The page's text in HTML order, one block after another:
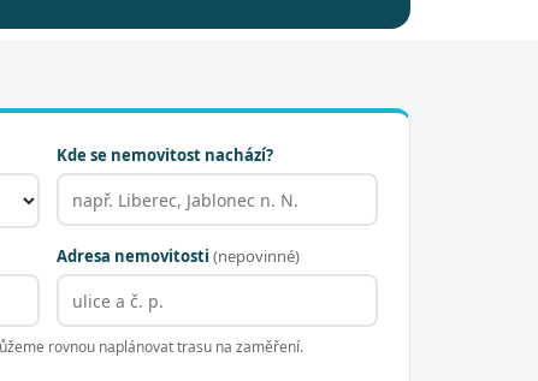
Kde se nemovitost nachází?
Adresa nemovitosti (nepovinné)
rovnou naplánovat trasu na zaměření.